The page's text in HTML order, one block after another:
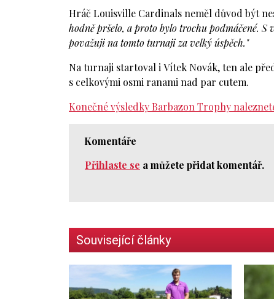
Hráč Louisville Cardinals neměl důvod být
hodně pršelo, a proto bylo trochu podmáčené. S
považuji na tomto turnaji za velký úspěch."
Na turnaji startoval i Vítek Novák, ten ale
s celkovými osmi ranami nad par cutem.
Konečné výsledky Barbazon Trophy
Komentáře
Přihlaste se a můžete přidat komentář.
Související články